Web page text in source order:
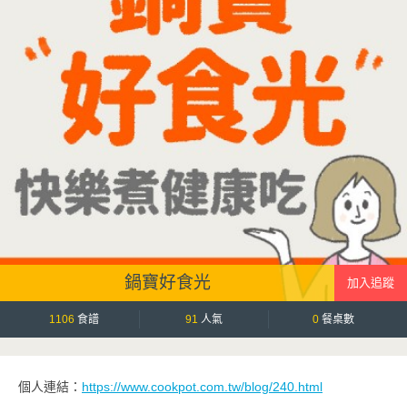
鍋寶好食光
1106 食譜 91 人氣 0 餐桌數
個人連結： https://www.cookpot.com.tw/blog/240.html